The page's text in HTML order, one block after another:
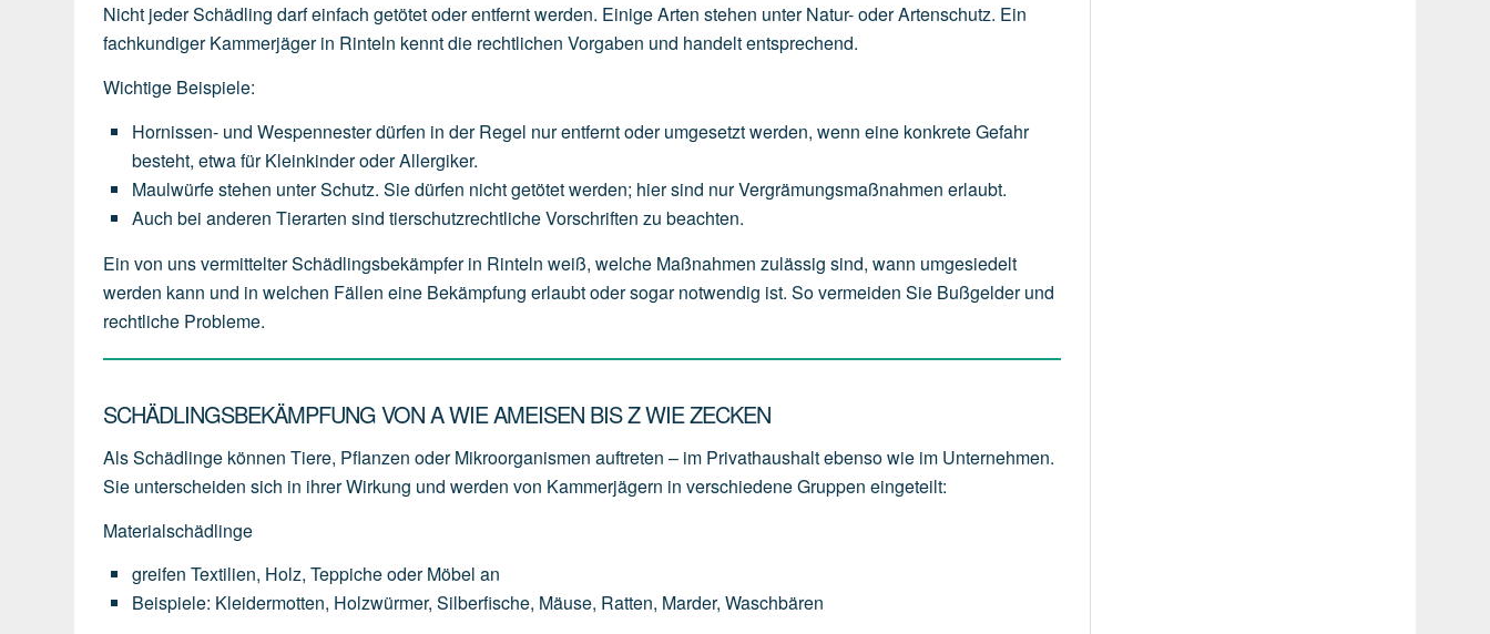
Nicht jeder Schädling darf einfach getötet oder entfernt werden. Einige Arten stehen unter Natur- oder Artenschutz. Ein
fachkundiger Kammerjäger in Rinteln kennt die rechtlichen Vorgaben und handelt entsprechend.
Wichtige Beispiele:
Hornissen- und Wespennesterdürfen in der Regel nurentferntoder umgesetztwerden, wenn eine konkreteGefahr
besteht, etwafür KleinkinderoderAllergiker.
Maulwürfestehen unterSchutz. Siedürfen nichtgetötetwerden; hiersind nurVergrämungsmaßnahmen erlaubt.
Auch bei anderen Tierarten sind tierschutzrechtlicheVorschriften zu beachten.
Ein von uns vermittelter Schädlingsbekämpfer in Rinteln weiß, welche Maßnahmen zulässig sind, wann umgesiedelt
werden kann und in welchen Fällen eine Bekämpfung erlaubt oder sogar notwendig ist. So vermeiden Sie Bußgelder und
rechtliche Probleme.
SCHÄDLINGSBEKÄMPFUNG VON A WIE AMEISEN BIS Z WIE ZECKEN
Als Schädlinge können Tiere, Pflanzen oder Mikroorganismen auftreten – im Privathaushalt ebenso wie im Unternehmen.
Sie unterscheiden sich in ihrer Wirkung und werden von Kammerjägern in verschiedene Gruppen eingeteilt:
Materialschädlinge
greifen Textilien, Holz, Teppicheoder Möbel an
Beispiele: Kleidermotten, Holzwürmer, Silberfische, Mäuse, Ratten, Marder, Waschbären